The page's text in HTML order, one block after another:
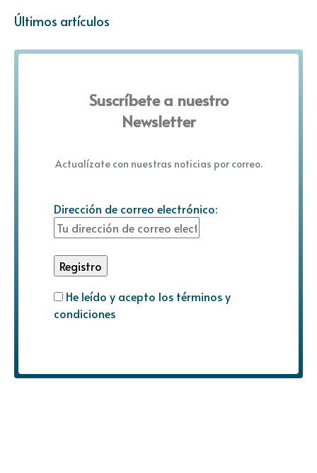
Últimos artículos
Suscríbete a nuestro
Newsletter
Actualízate con nuestras noticias por correo.
Dirección de correo electrónico:
He leído y acepto los términos y
condiciones